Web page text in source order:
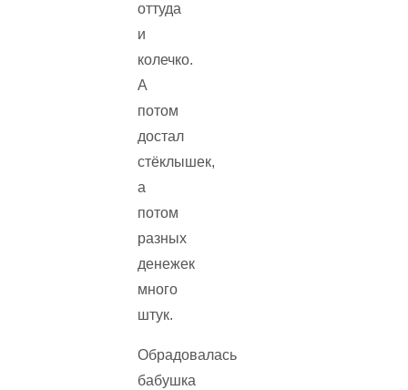
оттуда
и
колечко.
А
потом
достал
стёклышек,
а
потом
разных
денежек
много
штук.
Обрадовалась
бабушка